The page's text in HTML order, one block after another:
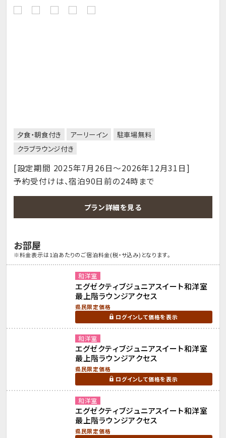
夕食・朝食付き アーリーイン
駐車場無料
クラブラウンジ付き
[設定期間 2025年7月26日～2026年12月31日]
予約受付けは、宿泊90日前の24時まで
プラン詳細を見る
お部屋
※料金表示は1泊あたりのご宿泊料金(税・サ込み)となります。
和洋室
エグゼクティブジュニアスイート和洋室
最上階ラウンジアクセス
県民限定価格
ログインして価格を表示
和洋室
エグゼクティブジュニアスイート和洋室
最上階ラウンジアクセス
県民限定価格
ログインして価格を表示
和洋室
エグゼクティブジュニアスイート和洋室
最上階ラウンジアクセス
県民限定価格